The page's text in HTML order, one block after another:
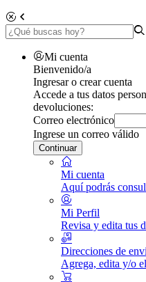
Mi cuenta
Bienvenido/a
Ingresar o crear cuenta
Accede a tus datos
devoluciones:
Correo electrónico
Ingrese un correo válido
Continuar
Mi cuenta
Aquí podrás
Mi Perfil
Revisa y edita tus
Direcciones de
Agrega, edita y/o